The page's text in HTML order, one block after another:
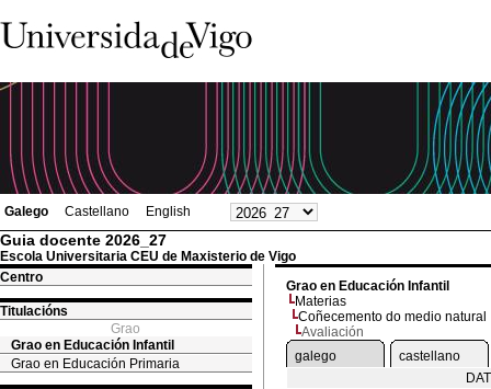
Galego Castellano English
Guia docente 2026_27
Escola Universitaria CEU de Maxisterio de Vigo
Centro
Titulacións
Grao
Grao en Educación Infantil
Grao en Educación Primaria
Grao en Educación Infantil
Materias
Coñecemento do medio natural
Avaliación
galego
castellano